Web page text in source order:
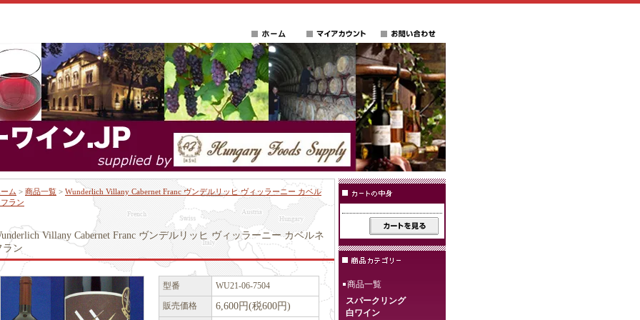
ム > 商品一覧 > Wunderlich Villany Cabernet Franc ヴンデルリッヒ ヴィッラーニー カベル
ラン
Villany Cabernet Franc ヴンデルリッヒ ヴィッラーニー カベルネ
ラン
型番
WU21-06-7504
販売価格
6,600円(税600円)
商品一覧
スパークリング
白ワイン